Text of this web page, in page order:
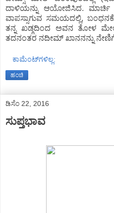
ದಾಳಿಯನ್ನು ಆಯೋಜಿಸಿದ. ಮಾರ್ಚಿ
ವಾಪಸ್ಸಾಗುವ ಸಮಯದಲ್ಲಿ,
ತನ್ನ ಖಡ್ಗದಿಂದ ಅವನ ತೋಳ
ತದನಂತರ ನದೀಮ್ ಖಾನನನ್ನು
ಕಾಮೆಂಟ್‌ಗಳಿಲ್ಲ:
ಹಂಚಿ
ಡಿಸೆಂ 22, 2016
ಸುಪ್ತಭಾವ